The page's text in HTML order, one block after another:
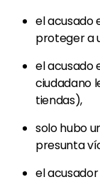
el acusado
proteger a
el acusado
ciudadano
tiendas),
solo hubo
presunta
el